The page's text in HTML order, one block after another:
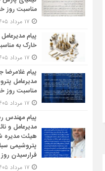
مناسبت روز
پیام
خارک به
پیام
مدیرعامل
مناسبت روز
پیام مهندس
مدیرعامل و
هیئت مدیره
پتروشیمی
فرارسیدن روز